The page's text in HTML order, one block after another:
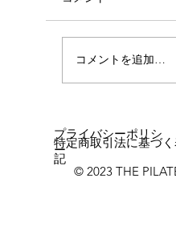
外腿の張り感
コメントを追加…
© 2023 THE
プライバシーポリシ
ー
特定商取引法に基づ
記